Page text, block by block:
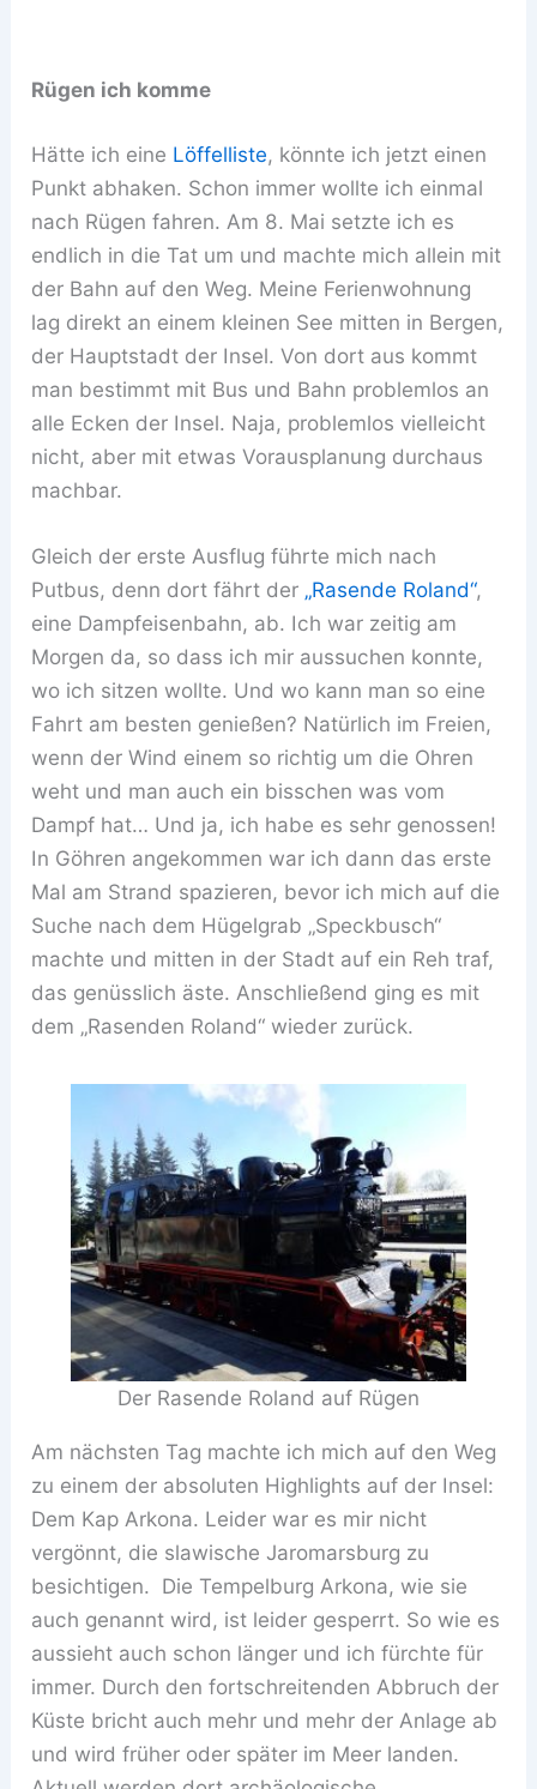
Rügen ich komme
Hätte ich eine Löffelliste, könnte ich jetzt einen
Punkt abhaken. Schon immer wollte ich einmal
nach Rügen fahren. Am 8. Mai setzte ich es
endlich in die Tat um und machte mich allein mit
der Bahn auf den Weg. Meine Ferienwohnung
lag direkt an einem kleinen See mitten in Bergen,
der Hauptstadt der Insel. Von dort aus kommt
man bestimmt mit Bus und Bahn problemlos an
alle Ecken der Insel. Naja, problemlos vielleicht
nicht, aber mit etwas Vorausplanung durchaus
machbar.
Gleich der erste Ausflug führte mich nach
Putbus, denn dort fährt der „Rasende Roland“,
eine Dampfeisenbahn, ab. Ich war zeitig am
Morgen da, so dass ich mir aussuchen konnte,
wo ich sitzen wollte. Und wo kann man so eine
Fahrt am besten genießen? Natürlich im Freien,
wenn der Wind einem so richtig um die Ohren
weht und man auch ein bisschen was vom
Dampf hat… Und ja, ich habe es sehr genossen!
In Göhren angekommen war ich dann das erste
Mal am Strand spazieren, bevor ich mich auf die
Suche nach dem Hügelgrab „Speckbusch“
machte und mitten in der Stadt auf ein Reh traf,
das genüsslich äste. Anschließend ging es mit
dem „Rasenden Roland“ wieder zurück.
Der Rasende Roland auf Rügen
Am nächsten Tag machte ich mich auf den Weg
zu einem der absoluten Highlights auf der Insel:
Dem Kap Arkona. Leider war es mir nicht
vergönnt, die slawische Jaromarsburg zu
besichtigen. Die Tempelburg Arkona, wie sie
auch genannt wird, ist leider gesperrt. So wie es
aussieht auch schon länger und ich fürchte für
immer. Durch den fortschreitenden Abbruch der
Küste bricht auch mehr und mehr der Anlage ab
und wird früher oder später im Meer landen.